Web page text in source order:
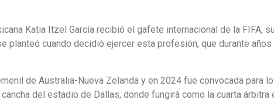
Katia Itzel García recibió el gafete internacional de la FIFA,
planteó cuando decidió ejercer esta profesión, que durante
de Australia-Nueva Zelanda y en 2024 fue convocada para
del estadio de Dallas, donde fungirá como la cuarta árbitra